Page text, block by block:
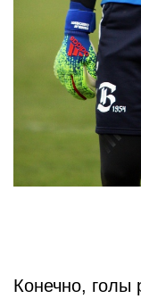
Конечно, голы